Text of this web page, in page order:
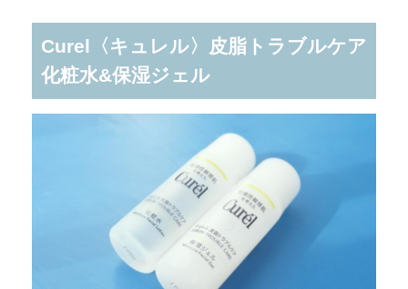
Curel〈キュレル〉皮脂トラブルケア
化粧水&保湿ジェル